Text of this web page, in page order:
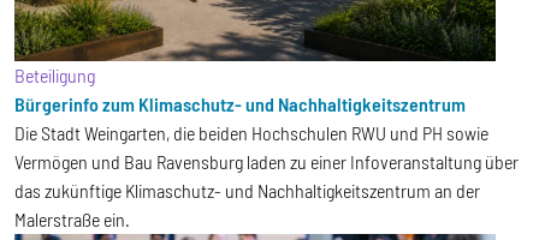
Beteiligung
Bürgerinfo zum Klimaschutz- und Nachhaltigkeitszentrum
Die Stadt Weingarten, die beiden Hochschulen RWU und PH sowie
Vermögen und Bau Ravensburg laden zu einer Infoveranstaltung über
das zukünftige Klimaschutz- und Nachhaltigkeitszentrum an der
Malerstraße ein.